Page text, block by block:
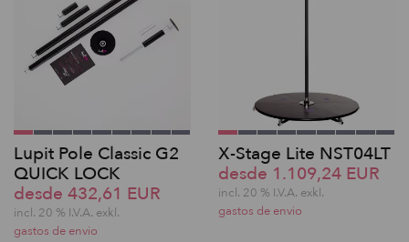
Lupit Pole Classic G2
QUICK LOCK
desde 432,61 EUR
incl. 20 % I.V.A. exkl.
gastos de envio
X-Stage Lite NST04LT
desde 1.109,24 EUR
incl. 20 % I.V.A. exkl.
gastos de envio